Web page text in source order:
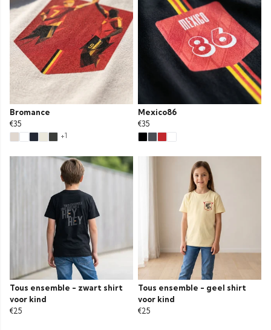
Bromance
€35
+1
Mexico86
€35
Tous ensemble - zwart shirt
voor kind
€25
Tous ensemble - geel shirt
voor kind
€25